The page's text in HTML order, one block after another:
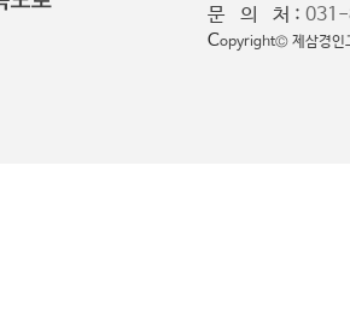
문 의 처 :
Copyright© 제삼경인